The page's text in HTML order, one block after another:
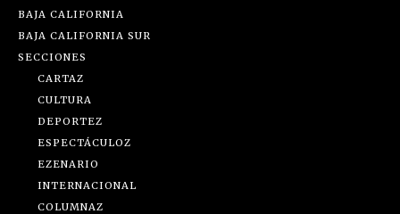
BAJA CALIFORNIA
BAJA CALIFORNIA SUR
SECCIONES
CARTAZ
CULTURA
DEPORTEZ
ESPECTÁCULOZ
EZENARIO
INTERNACIONAL
COLUMNAZ